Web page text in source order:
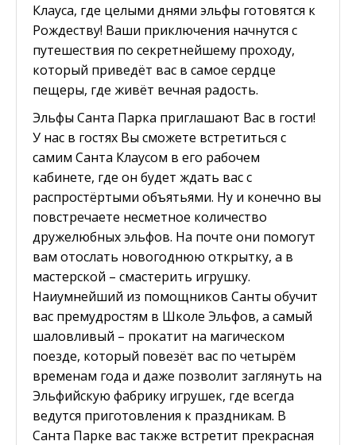
Клауса, где целыми днями эльфы готовятся к
Рождеству! Ваши приключения начнутся с
путешествия по секретнейшему проходу,
который приведёт вас в самое сердце
пещеры, где живёт вечная радость.
Эльфы Санта Парка приглашают Вас в гости!
У нас в гостях Вы сможете встретиться с
самим Санта Клаусом в его рабочем
кабинете, где он будет ждать вас с
распростёртыми объятьями. Ну и конечно вы
повстречаете несметное количество
дружелюбных эльфов. На почте они помогут
вам отослать новогоднюю открытку, а в
мастерской – смастерить игрушку.
Наиумнейший из помощников Санты обучит
вас премудростям в Школе Эльфов, а самый
шаловливый – прокатит на магическом
поезде, который повезёт вас по четырём
временам года и даже позволит заглянуть на
Эльфийскую фабрику игрушек, где всегда
ведутся приготовления к праздникам. В
Санта Парке вас также встретит прекрасная